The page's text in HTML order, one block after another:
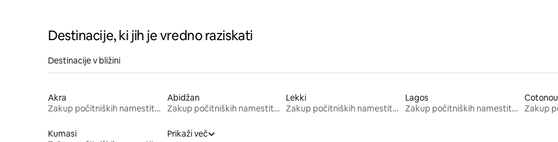
Destinacije, ki jih je vredno raziskati
Destinacije v bližini
Akra
Zakup počitniških namestitev
Abidžan
Zakup počitniških namestitev
Lekki
Zakup počitniških namestitev
Lagos
Zakup počitniških namestitev
Cotonou
Kumasi
Prikaži več